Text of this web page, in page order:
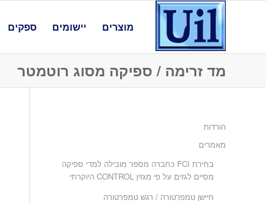
מוצרים יישומים ספקים
מד זרימה / ספיקה מסוג רוטמטר
הורדות
מאמרים
בחירת FCI כחברה מספר מובילה למדי ספיקה
מסיים לגזים על פי מגזין CONTROL היוקרתי
חיישן טמפרטורה / רגש טמפרטורה